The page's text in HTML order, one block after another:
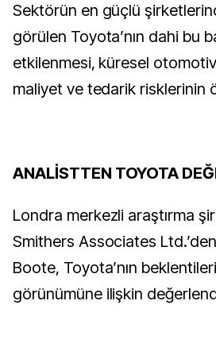
Sektörün en güçlü
görülen Toyota’nın dahi bu
etkilenmesi, küresel
maliyet ve tedarik risklerinin
ANALİSTTEN TOYOTA
Londra merkezli araştırma
Smithers Associates
Boote, Toyota’nın
görünümüne ilişkin